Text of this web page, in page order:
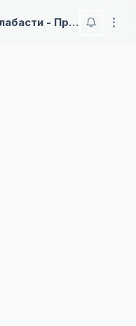
Ван Піс Фільм 8: Епізод Алабасти - Принцеса пустелі та пірати